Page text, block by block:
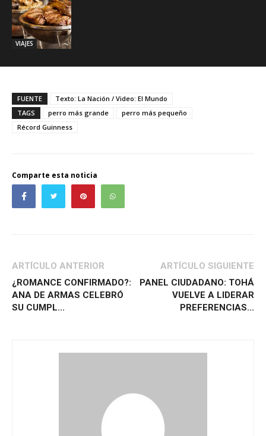
VIAJES
FUENTE
Texto: La Nación / Video: El Mundo
TAGS
perro más grande
perro más pequeño
Récord Guinness
Comparte esta noticia
ARTÍCULO ANTERIOR
¿ROMANCE CONFIRMADO?:
ANA DE ARMAS CELEBRÓ
SU CUMPL...
ARTÍCULO SIGUIENTE
PANEL CIUDADANO: TOHÁ
VUELVE A LIDERAR
PREFERENCIAS...